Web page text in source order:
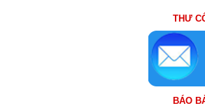
THƯ
BÁO